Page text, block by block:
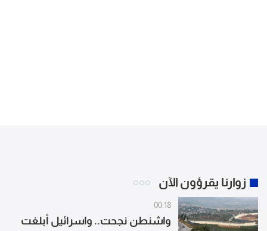
زوارنا يقرؤون الآن
00:18
واشنطن نجحت.. واسرائيل أبلغت